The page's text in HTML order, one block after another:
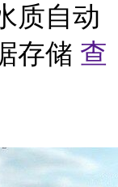
质自动
存储 查